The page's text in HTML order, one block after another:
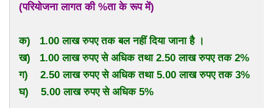
(परियोजना लागत की %ता के रूप में)
क) 1.00 लाख रुपए तक बल नहीं दिया जाना है ।
ख) 1.00 लाख रुपए से अधिक तथा 2.50 लाख रुपए तक 2%
ग) 2.50 लाख रुपए से अधिक तथा 5.00 लाख रुपए तक 3%
घ) 5.00 लाख रुपए से अधिक 5%